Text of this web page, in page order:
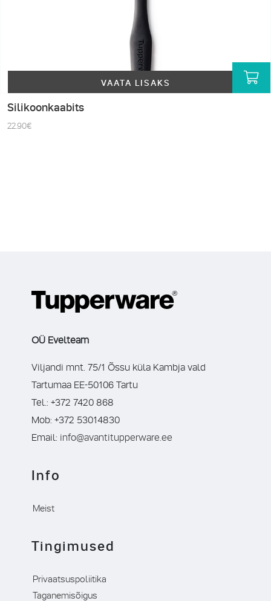
VAATA LISAKS
Silikoonkaabits
22.90€
OÜ Evelteam
Viljandi mnt. 75/1 Õssu küla Kambja vald
Tartumaa EE-50106 Tartu
Tel.: +372 7420 868
Mob: +372 53014830
Email: info@avantitupperware.ee
Info
Meist
Tingimused
Privaatsuspoliitika
Taganemisõigus